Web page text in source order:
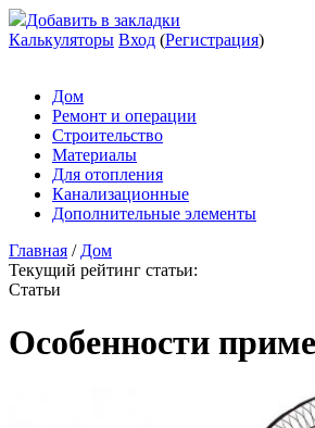
Добавить в закладки
Калькуляторы Вход (Регистрация)
Дом
Ремонт и операции
Строительство
Материалы
Для отопления
Канализационные
Дополнительные элементы
Главная / Дом
Текущий рейтинг статьи:
Статьи
Особенности